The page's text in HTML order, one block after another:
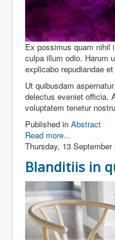
Ex possimus quam nihil
culpa illum odio. Harum
explicabo repudiandae
Ut quibusdam
delectus eveniet officia.
voluptatem tenetur
Published in Abstract
Read more...
Thursday, 13 September
Blanditiis in